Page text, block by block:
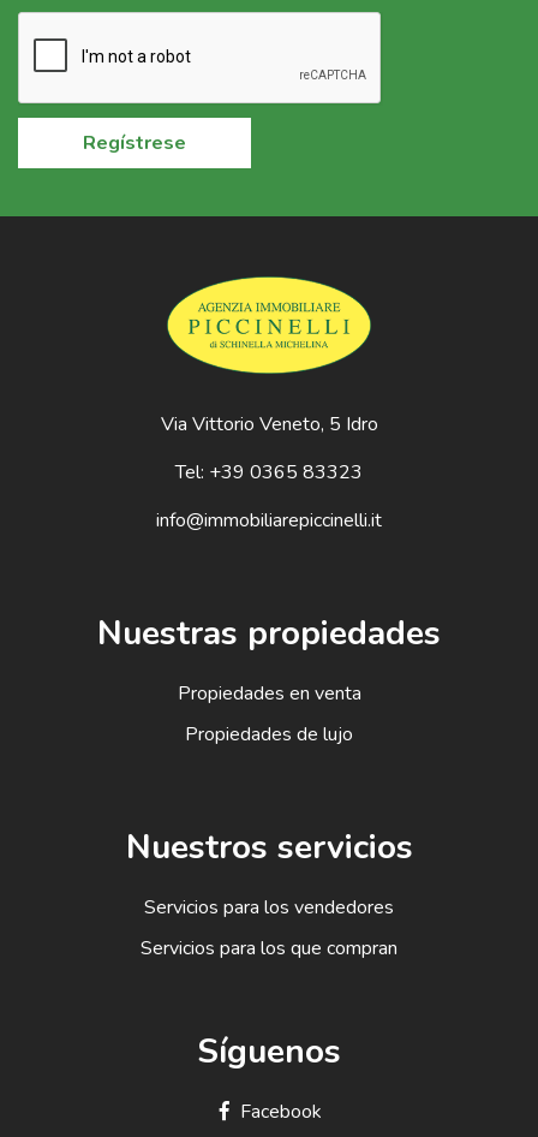
Regístrese
Via Vittorio Veneto, 5 Idro
Tel: +39 0365 83323
info@immobiliarepiccinelli.it
Nuestras propiedades
Propiedades en venta
Propiedades de lujo
Nuestros servicios
Servicios para los vendedores
Servicios para los que compran
Síguenos
Facebook